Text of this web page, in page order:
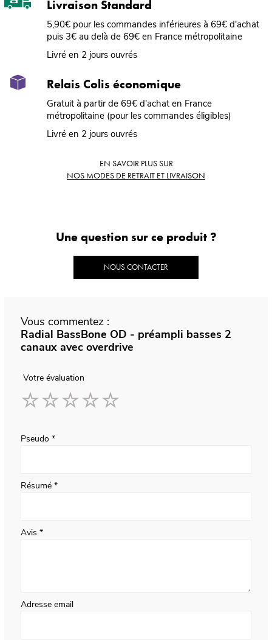
Livraison Standard
5,90€ pour les commandes inférieures à 69€ d'achat
puis 3€ au delà de 69€ en France métropolitaine
Livré en 2 jours ouvrés
Relais Colis économique
Gratuit à partir de 69€ d'achat en France
métropolitaine (pour les commandes éligibles)
Livré en 2 jours ouvrés
EN SAVOIR PLUS SUR
NOS MODES DE RETRAIT ET LIVRAISON
Une question sur ce produit ?
NOUS CONTACTER
Vous commentez :
Radial BassBone OD - préampli basses 2
canaux avec overdrive
Votre évaluation
Pseudo
Résumé
Avis
Adresse email